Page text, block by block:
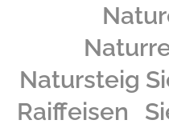
Natursteig
Raiffeisen